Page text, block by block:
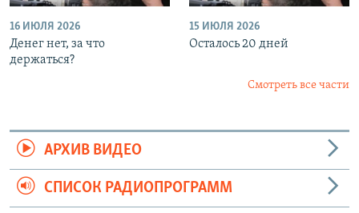
16 ИЮЛЯ 2026
Денег нет, за что
держаться?
15 ИЮЛЯ 2026
Осталось 20 дней
Смотреть все части
АРХИВ ВИДЕО
СПИСОК РАДИОПРОГРАММ